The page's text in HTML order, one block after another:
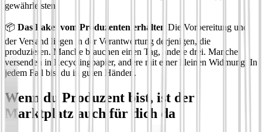
gewährleisten.
📦 Das Paket vom Produzenten erhalten Die Vorbereitung und
der Versand liegen in der Verantwortung derjenigen, die
produzieren. Manche brauchen einen Tag, andere drei. Manche
versenden in Recyclingpapier, andere mit einer kleinen Widmung. In
jedem Fall bist du in guten Händen.
Wenn du Produzent bist, ist der
Marktplatz auch für dich da